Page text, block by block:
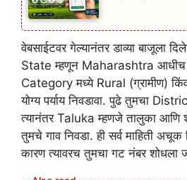
वेबसाईटवर गेल्यानंतर डाव्या बाजूला
State म्हणून Maharashtra आधीच
Category मध्ये Rural (ग्रामीण)
योग्य पर्याय निवडावा. पुढे तुमचा
त्यानंतर Taluka म्हणजे तालुका आणि
तुमचे गाव निवडा. ही सर्व माहिती
कारण त्यावरच तुमचा गट नंबर शोधला